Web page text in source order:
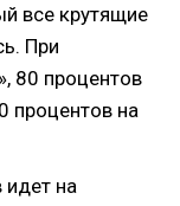
все крутящие
При
80 процентов
процентов на
на